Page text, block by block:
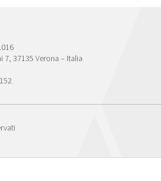
7, 37135 Verona – Italia